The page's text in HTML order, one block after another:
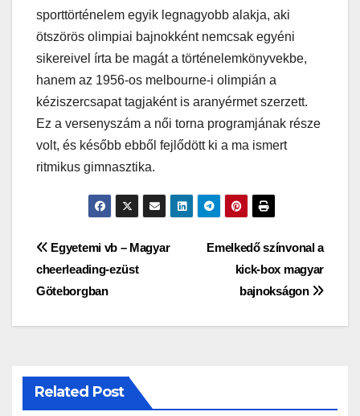
sporttörténelem egyik legnagyobb alakja, aki
ötszörös olimpiai bajnokként nemcsak egyéni
sikereivel írta be magát a történelemkönyvekbe,
hanem az 1956-os melbourne-i olimpián a
kéziszercsapat tagjaként is aranyérmet szerzett.
Ez a versenyszám a női torna programjának része
volt, és később ebből fejlődött ki a ma ismert
ritmikus gimnasztika.
Bejegyzés
navigáció
Emelkedő színvonal a
kick-box magyar
bajnokságon
Egyetemi vb – Magyar
cheerleading-ezüst
Göteborgban
Related Post